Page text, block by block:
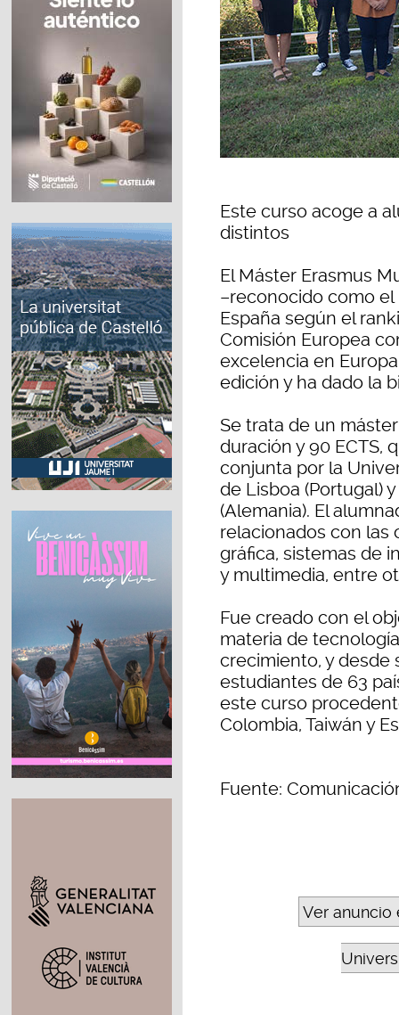
Este curso acoge a
distintos
El Máster Erasmus
–reconocido como
España según el
Comisión Europea
excelencia en
edición y ha dado la
Se trata de un
duración y 90 ECTS,
conjunta por la
de Lisboa (Portugal)
(Alemania). El
relacionados con las
gráfica, sistemas de
y multimedia, entre
Fue creado con el
materia de
crecimiento, y desde
estudiantes de 63
este curso
Colombia, Taiwán y
Fuente:
Ver anuncio